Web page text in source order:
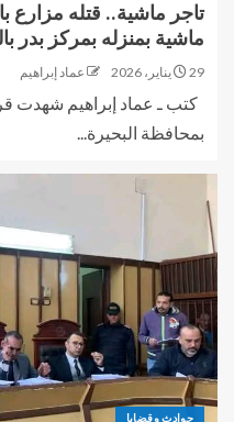
تاجر ماشية.. قتله
ماشية بمنزله بمركز بدر
29 يناير، 2026 عماد إبراهيم
كتب ـ عماد إبراهيم شهدت
بمحافظة البحيرة...
حوادث وقضايا